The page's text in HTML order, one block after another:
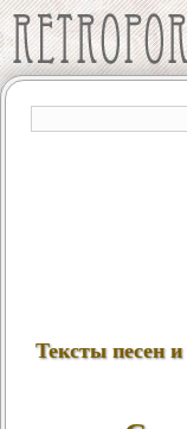
Тексты песен